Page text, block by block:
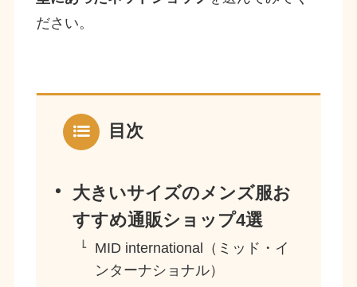
ださい。
目次
大きいサイズのメンズ服お
すすめ通販ショップ4選
MID international（ミッド・イ
ンターナショナル）